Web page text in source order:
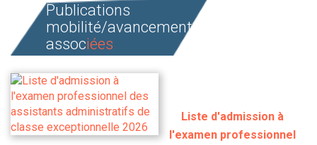
Publications
mobilité/avancement
associées
Liste d'admission à
l'examen professionnel